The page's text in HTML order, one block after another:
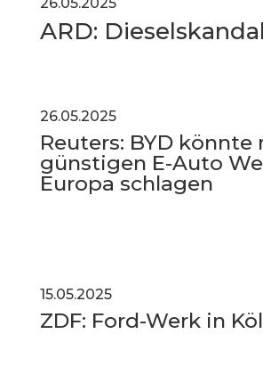
ARD:
26.05.2025
Reuters: BYD könnte
günstigen E-Auto
Europa schlagen
15.05.2025
ZDF: Ford-Werk in